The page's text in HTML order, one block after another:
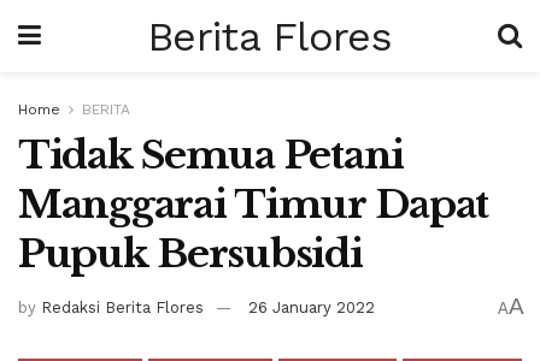
Berita Flores
Home BERITA
Tidak Semua Petani
Manggarai Timur Dapat
Pupuk Bersubsidi
by Redaksi Berita Flores 26 January 2022 AA